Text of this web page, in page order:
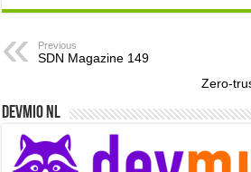
Previous
SDN Magazine 149
Zero-
Devmio NL